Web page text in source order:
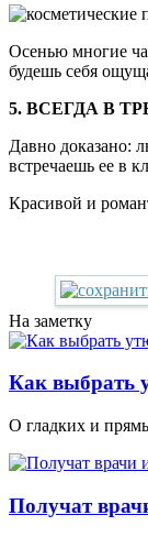
Осенью многие
будешь себя
5. ВСЕГДА В
Давно доказано:
встречаешь ее в
Красивой и
На заметку
Как выбрать
О гладких и
Получат